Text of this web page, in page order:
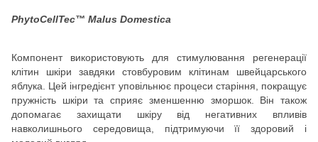
PhytoCellTec™ Malus Domestica
Компонент використовують для стимулювання регенерації
клітин шкіри завдяки стовбуровим клітинам швейцарського
яблука. Цей інгредієнт уповільнює процеси старіння, покращує
пружність шкіри та сприяє зменшенню зморшок. Він також
допомагає захищати шкіру від негативних впливів
навколишнього середовища, підтримуючи її здоровий і